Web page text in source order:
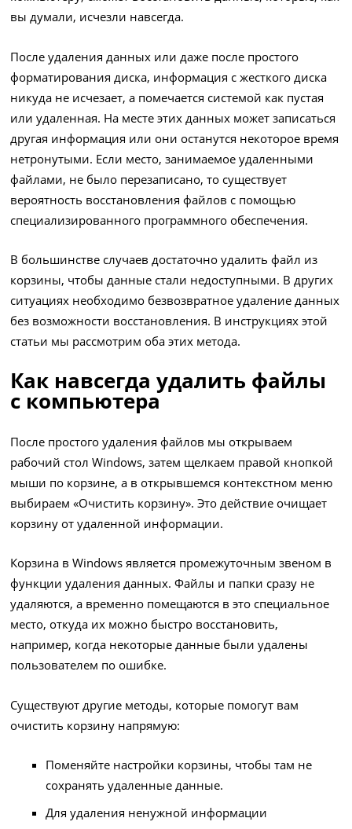
вы думали, исчезли навсегда.
После удаления данных или даже после простого
форматирования диска, информация с жесткого диска
никуда не исчезает, а помечается системой как пустая
или удаленная. На месте этих данных может записаться
другая информация или они останутся некоторое время
нетронутыми. Если место, занимаемое удаленными
файлами, не было перезаписано, то существует
вероятность восстановления файлов с помощью
специализированного программного обеспечения.
В большинстве случаев достаточно удалить файл из
корзины, чтобы данные стали недоступными. В других
ситуациях необходимо безвозвратное удаление данных
без возможности восстановления. В инструкциях этой
статьи мы рассмотрим оба этих метода.
Как навсегда удалить файлы
с компьютера
После простого удаления файлов мы открываем
рабочий стол Windows, затем щелкаем правой кнопкой
мыши по корзине, а в открывшемся контекстном меню
выбираем «Очистить корзину». Это действие очищает
корзину от удаленной информации.
Корзина в Windows является промежуточным звеном в
функции удаления данных. Файлы и папки сразу не
удаляются, а временно помещаются в это специальное
место, откуда их можно быстро восстановить,
например, когда некоторые данные были удалены
пользователем по ошибке.
Существуют другие методы, которые помогут вам
очистить корзину напрямую:
Поменяйте настройки корзины, чтобы там не
сохранять удаленные данные.
Для удаления ненужной информации